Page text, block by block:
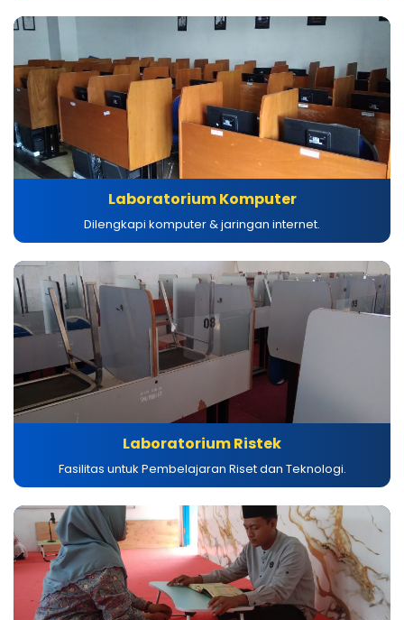
Laboratorium Komputer
Dilengkapi komputer & jaringan internet.
Laboratorium Ristek
Fasilitas untuk Pembelajaran Riset dan Teknologi.